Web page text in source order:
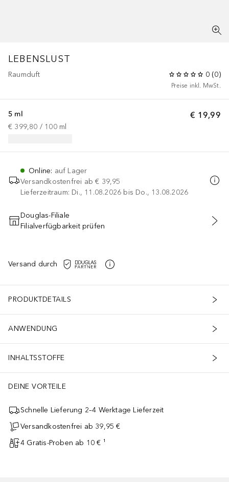
LEBENSLUST
Raumduft 0 (0)
Preise inkl. MwSt.
€ 19,99
5 ml
€ 399,80 / 100 ml
Online: auf Lager
Versandkostenfrei ab € 39,95
Lieferzeitraum: Di., 11.08.2026 bis Do., 13.08.2026
IN DEN WARENKORB
Douglas-Filiale
Filialverfügbarkeit prüfen
Versand durch
PRODUKTDETAILS
ANWENDUNG
INHALTSSTOFFE
DEINE VORTEILE
Schnelle Lieferung 2–4 Werktage Lieferzeit
Versandkostenfrei ab 39,95 €
4 Gratis-Proben ab 10 € ¹